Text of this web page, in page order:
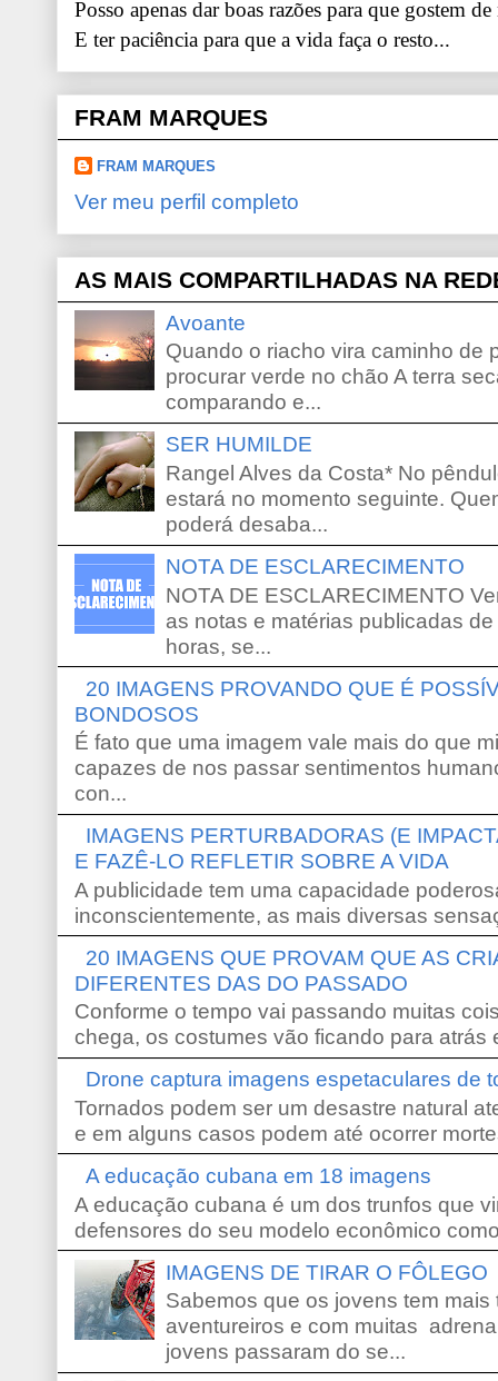
Posso apenas dar boas razões para que gostem
E ter paciência para que a vida faça o resto...
FRAM MARQUES
FRAM MARQUES
Ver meu perfil completo
AS MAIS COMPARTILHADAS NA
Avoante
Quando o riacho vira caminho de
procurar verde no chão A terra
comparando e...
SER HUMILDE
Rangel Alves da Costa* No
estará no momento seguinte.
poderá desaba...
NOTA DE ESCLARECIMENTO
NOTA DE ESCLARECIMENTO
as notas e matérias publicadas
horas, se...
20 IMAGENS PROVANDO QUE É
BONDOSOS
É fato que uma imagem vale mais do que
capazes de nos passar sentimentos
con...
IMAGENS PERTURBADORAS (E
E FAZÊ-LO REFLETIR SOBRE A VIDA
A publicidade tem uma capacidade
inconscientemente, as mais diversas
20 IMAGENS QUE PROVAM QUE AS
DIFERENTES DAS DO PASSADO
Conforme o tempo vai passando muitas
chega, os costumes vão ficando para atrás
Drone captura imagens espetaculares de
Tornados podem ser um desastre natural
e em alguns casos podem até ocorrer
A educação cubana em 18 imagens
A educação cubana é um dos trunfos que
defensores do seu modelo econômico
IMAGENS DE TIRAR O FÔLEGO
Sabemos que os jovens tem
aventureiros e com muitas
jovens passaram do se...